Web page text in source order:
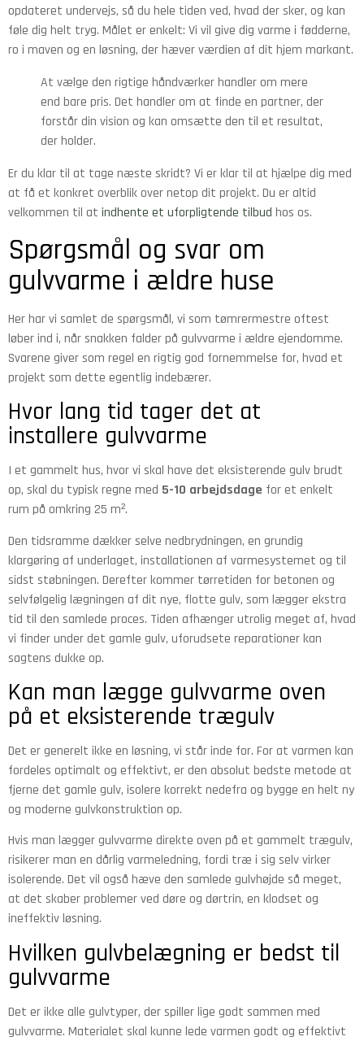
opdateret undervejs, så du hele tiden ved, hvad der sker, og kan
føle dig helt tryg. Målet er enkelt: Vi vil give dig varme i fødderne,
ro i maven og en løsning, der hæver værdien af dit hjem markant.
At vælge den rigtige håndværker handler om mere
end bare pris. Det handler om at finde en partner, der
forstår din vision og kan omsætte den til et resultat,
der holder.
Er du klar til at tage næste skridt? Vi er klar til at hjælpe dig med
at få et konkret overblik over netop dit projekt. Du er altid
velkommen til at indhente et uforpligtende tilbud hos os.
Spørgsmål og svar om
gulvvarme i ældre huse
Her har vi samlet de spørgsmål, vi som tømrermestre oftest
løber ind i, når snakken falder på gulvvarme i ældre ejendomme.
Svarene giver som regel en rigtig god fornemmelse for, hvad et
projekt som dette egentlig indebærer.
Hvor lang tid tager det at
installere gulvvarme
I et gammelt hus, hvor vi skal have det eksisterende gulv brudt
op, skal du typisk regne med 5-10 arbejdsdage for et enkelt
rum på omkring 25 m².
Den tidsramme dækker selve nedbrydningen, en grundig
klargøring af underlaget, installationen af varmesystemet og til
sidst støbningen. Derefter kommer tørretiden for betonen og
selvfølgelig lægningen af dit nye, flotte gulv, som lægger ekstra
tid til den samlede proces. Tiden afhænger utrolig meget af, hvad
vi finder under det gamle gulv, uforudsete reparationer kan
sagtens dukke op.
Kan man lægge gulvvarme oven
på et eksisterende trægulv
Det er generelt ikke en løsning, vi står inde for. For at varmen kan
fordeles optimalt og effektivt, er den absolut bedste metode at
fjerne det gamle gulv, isolere korrekt nedefra og bygge en helt ny
og moderne gulvkonstruktion op.
Hvis man lægger gulvvarme direkte oven på et gammelt trægulv,
risikerer man en dårlig varmeledning, fordi træ i sig selv virker
isolerende. Det vil også hæve den samlede gulvhøjde så meget,
at det skaber problemer ved døre og dørtrin, en klodset og
ineffektiv løsning.
Hvilken gulvbelægning er bedst til
gulvvarme
Det er ikke alle gulvtyper, der spiller lige godt sammen med
gulvvarme. Materialet skal kunne lede varmen godt og effektivt